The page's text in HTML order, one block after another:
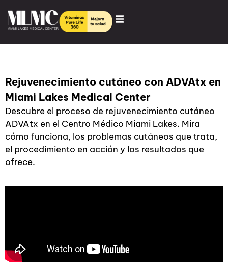
Rejuvenecimiento cutáneo con ADVAtx en
Miami Lakes Medical Center
Descubre el proceso de rejuvenecimiento cutáneo
ADVAtx en el Centro Médico Miami Lakes. Mira
cómo funciona, los problemas cutáneos que trata,
el procedimiento en acción y los resultados que
ofrece.